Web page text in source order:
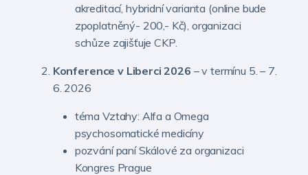
akreditací, hybridní varianta (online bude
zpoplatněný- 200,- Kč), organizaci
schůze zajišťuje CKP.
Konference v Liberci 2026 – v termínu 5. – 7.
6. 2026
téma Vztahy: Alfa a Omega
psychosomatické medicíny
pozvání paní Skálové za organizaci
Kongres Prague